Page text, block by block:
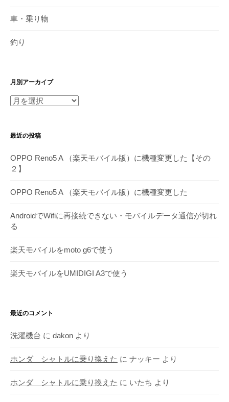
車・乗り物
釣り
月別アーカイブ
月
ー
イ
ブ
最近の投稿
OPPO Reno5 A （楽天モバイル版）に機種変更した【その
２】
OPPO Reno5 A （楽天モバイル版）に機種変更した
AndroidでWifiに再接続できない・モバイルデータ通信が切れ
る
楽天モバイルをmoto g6で使う
楽天モバイルをUMIDIGI A3で使う
最近のコメント
洗濯機台 に dakon より
ホンダ シャトルに乗り換えた に ナッキー より
ホンダ シャトルに乗り換えた に いたち より